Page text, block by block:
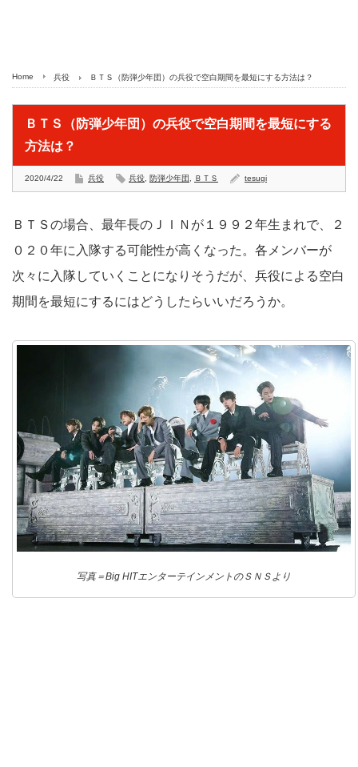
Home 兵役 ＢＴＳ（防弾少年団）の兵役で空白期間を最短にする方法は？
ＢＴＳ（防弾少年団）の兵役で空白期間を最短にする
方法は？
2020/4/22 兵役 兵役 防弾少年団 ＢＴＳ tesugi
ＢＴＳの場合、最年長のＪＩＮが１９９２年生まれで、２
０２０年に入隊する可能性が高くなった。各メンバーが
次々に入隊していくことになりそうだが、兵役による空白
期間を最短にするにはどうしたらいいだろうか。
写真＝Big HITエンターテインメントのＳＮＳより